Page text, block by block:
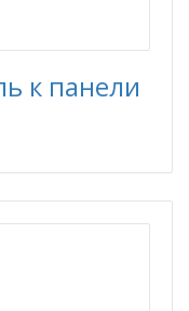
к панели